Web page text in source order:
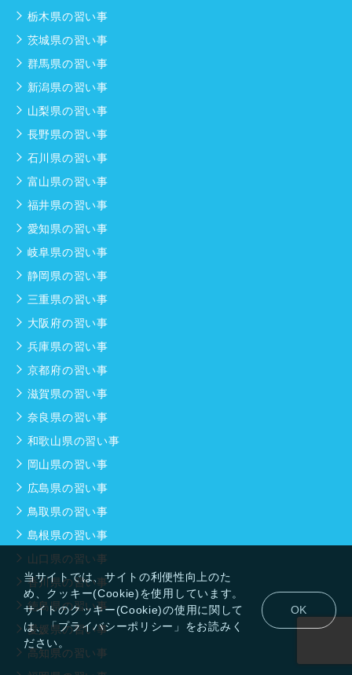
当サイトでは、サイトの利便性向上のた
め、クッキー(Cookie)を使用しています。
サイトのクッキー(Cookie)の使用に関して
は、「プライバシーポリシー」をお読みく
ださい。
OK
栃木県の習い事
茨城県の習い事
群馬県の習い事
新潟県の習い事
山梨県の習い事
長野県の習い事
石川県の習い事
富山県の習い事
福井県の習い事
愛知県の習い事
岐阜県の習い事
静岡県の習い事
三重県の習い事
大阪府の習い事
兵庫県の習い事
京都府の習い事
滋賀県の習い事
奈良県の習い事
和歌山県の習い事
岡山県の習い事
広島県の習い事
鳥取県の習い事
島根県の習い事
山口県の習い事
香川県の習い事
徳島県の習い事
愛媛県の習い事
高知県の習い事